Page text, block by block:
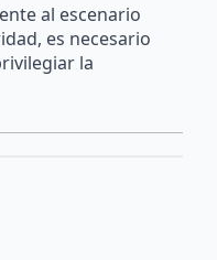
al escenario
es necesario
la